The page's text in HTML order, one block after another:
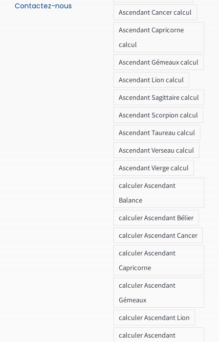
Contactez-nous
Ascendant Cancer calcul
Ascendant Capricorne
calcul
Ascendant Gémeaux calcul
Ascendant Lion calcul
Ascendant Sagittaire calcul
Ascendant Scorpion calcul
Ascendant Taureau calcul
Ascendant Verseau calcul
Ascendant Vierge calcul
calculer Ascendant
Balance
calculer Ascendant Bélier
calculer Ascendant Cancer
calculer Ascendant
Capricorne
calculer Ascendant
Gémeaux
calculer Ascendant Lion
calculer Ascendant